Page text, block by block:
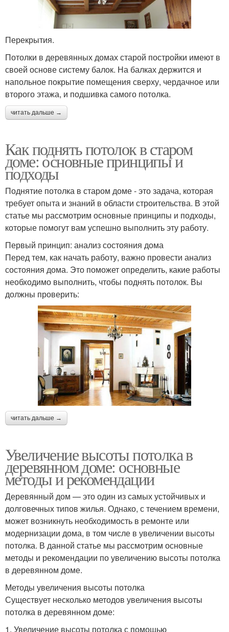
Перекрытия.
Потолки в деревянных домах старой постройки имеют в
своей основе систему балок. На балках держится и
напольное покрытие помещения сверху, чердачное или
второго этажа, и подшивка самого потолка.
читать дальше →
Как поднять потолок в старом
доме: основные принципы и
подходы
Поднятие потолка в старом доме - это задача, которая
требует опыта и знаний в области строительства. В этой
статье мы рассмотрим основные принципы и подходы,
которые помогут вам успешно выполнить эту работу.
Первый принцип: анализ состояния дома
Перед тем, как начать работу, важно провести анализ
состояния дома. Это поможет определить, какие работы
необходимо выполнить, чтобы поднять потолок. Вы
должны проверить:
читать дальше →
Увеличение высоты потолка в
деревянном доме: основные
методы и рекомендации
Деревянный дом — это один из самых устойчивых и
долговечных типов жилья. Однако, с течением времени,
может возникнуть необходимость в ремонте или
модернизации дома, в том числе в увеличении высоты
потолка. В данной статье мы рассмотрим основные
методы и рекомендации по увеличению высоты потолка
в деревянном доме.
Методы увеличения высоты потолка
Существует несколько методов увеличения высоты
потолка в деревянном доме:
1. Увеличение высоты потолка с помощью